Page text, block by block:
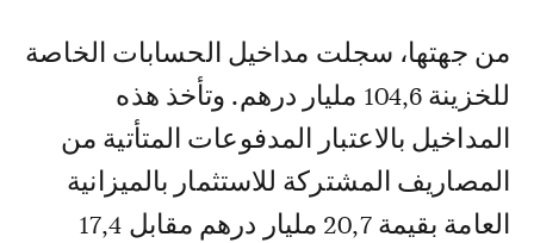
من جهتها، سجلت مداخيل الحسابات الخاصة
للخزينة 104,6 مليار درهم. وتأخذ هذه
المداخيل بالاعتبار المدفوعات المتأتية من
المصاريف المشتركة للاستثمار بالميزانية
العامة بقيمة 20,7 مليار درهم مقابل 17,4